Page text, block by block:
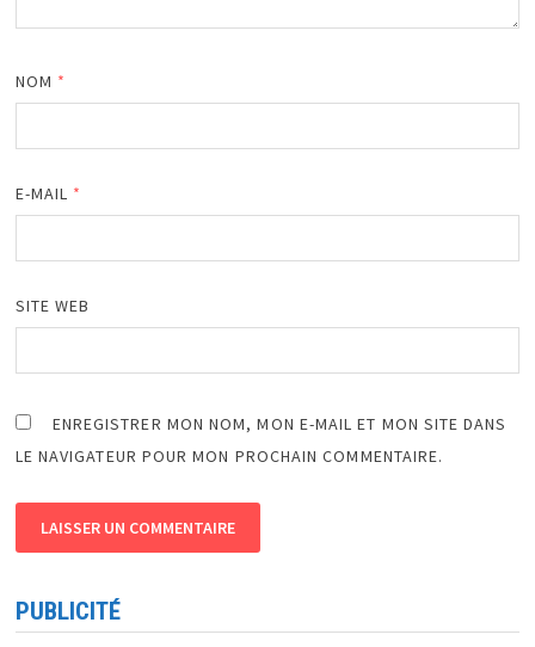
NOM *
E-MAIL *
SITE WEB
ENREGISTRER MON NOM, MON E-MAIL ET MON SITE DANS
LE NAVIGATEUR POUR MON PROCHAIN COMMENTAIRE.
PUBLICITÉ